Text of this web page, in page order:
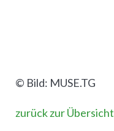
© Bild: MUSE.TG
zurück zur Übersicht